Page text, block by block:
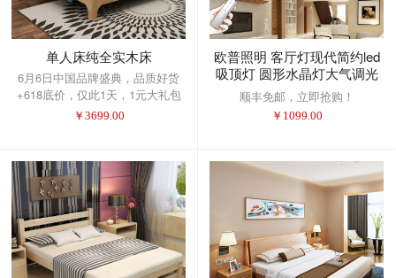
单人床纯全实木床
6月6日中国品牌盛典，品质好货
+618底价，仅此1天，1元大礼包
提前抢！
￥ 3699.00
欧普照明 客厅灯现代简约led
吸顶灯 圆形水晶灯大气调光
灯饰（套餐以赠品形式体现）
送遥控直径65客厅20-30平米
顺丰免邮，立即抢购！
￥ 1099.00